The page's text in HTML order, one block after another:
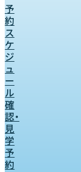
予
約
ス
ケ
ジ
ュ
ー
ル
確
認・
見
学
予
約